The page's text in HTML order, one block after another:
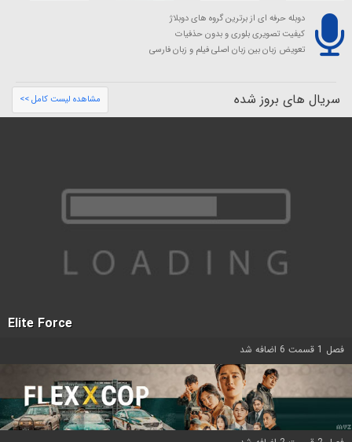
دوبله حرفه ای از برترین گروه های دوبلاژ
کیفیت تصویری بلوری و بدون حذفیات
تعویض زبان بین زبان اصلی فیلم و زبان فارسی
سریال های بروز شده مشاهده لیست کامل >>
Elite Force
فصل 1 قسمت 6 اضافه شد